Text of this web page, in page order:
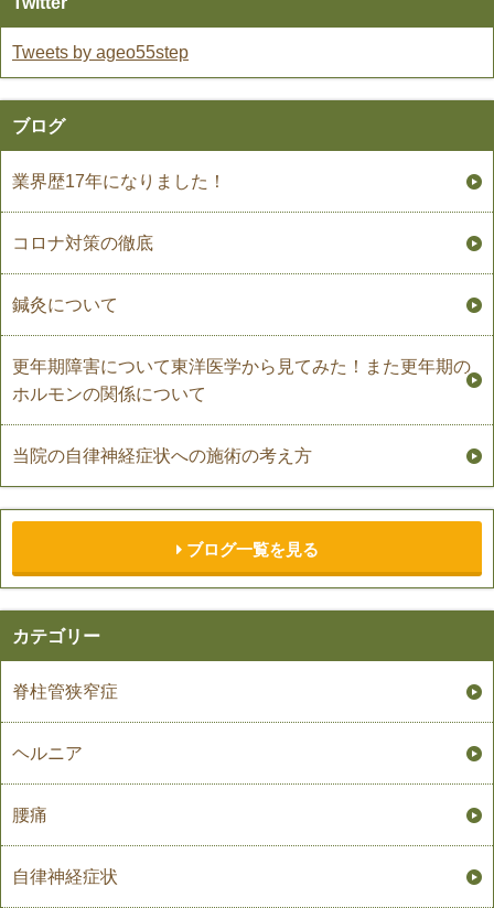
Tweets by ageo55step
ブログ
業界歴17年になりました！
コロナ対策の徹底
鍼灸について
更年期障害について東洋医学から見てみた！また更年期の
ホルモンの関係について
当院の自律神経症状への施術の考え方
ブログ一覧を見る
カテゴリー
脊柱管狭窄症
ヘルニア
腰痛
自律神経症状